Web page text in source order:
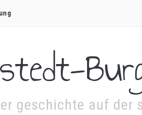
geschichte auf der